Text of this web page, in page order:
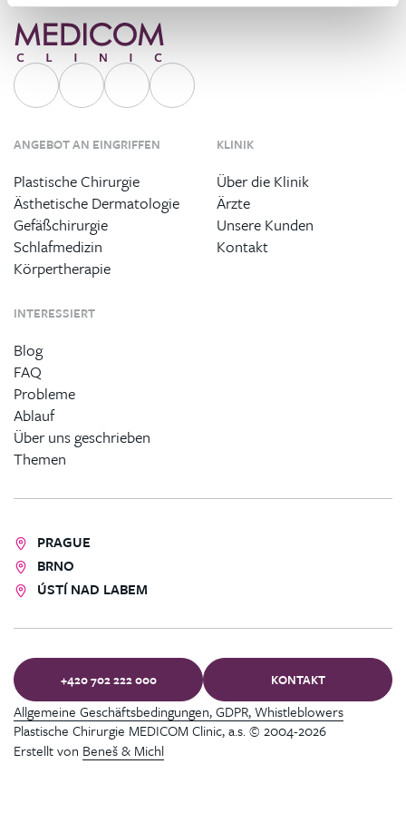
ANGEBOT AN EINGRIFFEN
Plastische Chirurgie
Ästhetische Dermatologie
Gefäßchirurgie
Schlafmedizin
Körpertherapie
KLINIK
Über die Klinik
Ärzte
Unsere Kunden
Kontakt
INTERESSIERT
Blog
FAQ
Probleme
Ablauf
Über uns geschrieben
Themen
PRAGUE
BRNO
ÚSTÍ NAD LABEM
+420 702 222 000 KONTAKT
Plastische Chirurgie MEDICOM Clinic, a.s. © 2004-2026
Allgemeine Geschäftsbedingungen, GDPR, Whistleblowers
Erstellt von Beneš & Michl